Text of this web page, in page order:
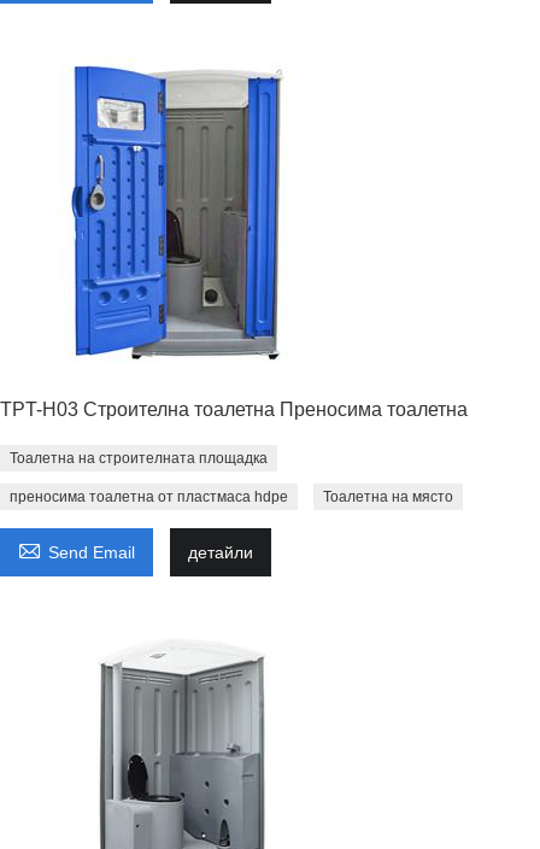
TPT-H03 Строителна тоалетна Преносима тоалетна
Тоалетна на строителната площадка
преносима тоалетна от пластмаса hdpe Тоалетна на място
 Send Email детайли